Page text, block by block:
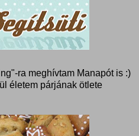
ra meghívtam Manapót is :)
életem párjának ötlete